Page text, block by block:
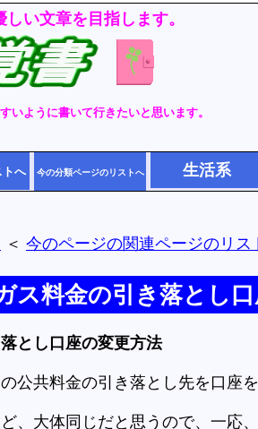
い文章を目指します。
いように書いて行きたいと思います。
トへ 今の分類ページのリストへ 生活系
＜ 今のページの関連ページのリス
ス料金の引き落とし
とし口座の変更方法
公共料金の引き落とし先を口座
、大体同じだと思うので、一応